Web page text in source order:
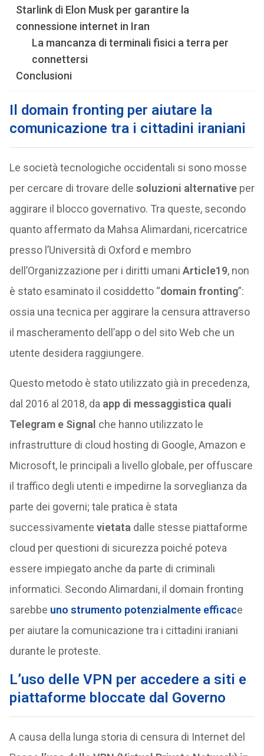
Starlink di Elon Musk per garantire la
connessione internet in Iran
La mancanza di terminali fisici a terra per
connettersi
Conclusioni
Il domain fronting per aiutare la
comunicazione tra i cittadini iraniani
Le società tecnologiche occidentali si sono mosse
per cercare di trovare delle soluzioni alternativeper
aggirare il blocco governativo. Tra queste, secondo
quanto affermato da Mahsa Alimardani, ricercatrice
presso l’Università di Oxford e membro
dell’Organizzazione per i diritti umani Article19, non
è stato esaminato il cosiddetto “domain fronting”:
ossia una tecnica per aggirare la censura attraverso
il mascheramento dell’app o del sito Web che un
utente desidera raggiungere.
Questo metodo è stato utilizzato già in precedenza,
dal 2016 al 2018, da app di messaggistica quali
Telegram e Signal che hanno utilizzato le
infrastrutture di cloud hosting di Google, Amazon e
Microsoft, le principali a livello globale, per offuscare
il traffico degli utenti e impedirne la sorveglianza da
parte dei governi; tale pratica è stata
successivamente vietata dalle stesse piattaforme
cloud per questioni di sicurezza poiché poteva
essere impiegato anche da parte di criminali
informatici. Secondo Alimardani, il domain fronting
sarebbe uno strumento potenzialmente efficace
per aiutare la comunicazione tra i cittadini iraniani
durante le proteste.
L’uso delle VPN per accedere a siti e
piattaforme bloccate dal Governo
A causa della lunga storia di censura di Internet del